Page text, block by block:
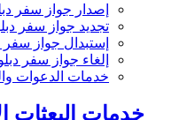
إصدار جواز سفر
تجديد جواز سفر
إستبدال جواز
إلغاء جواز سفر
خدمات الدعوات
خدمات البعثات